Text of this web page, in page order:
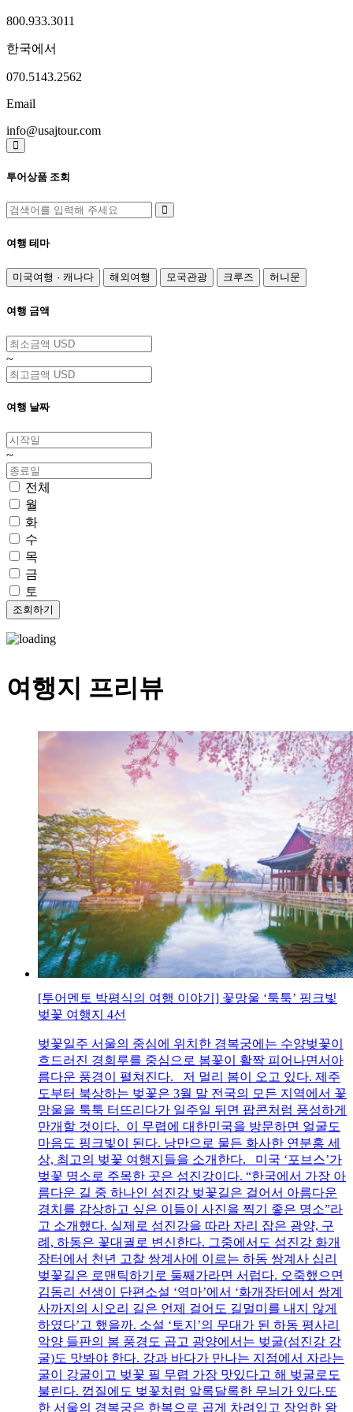
800.933.3011
한국에서
070.5143.2562
Email
info@usajtour.com
투어상품 조회
여행 테마
미국여행 · 캐나다 해외여행 모국관광 크루즈 허니문
여행 금액
~
여행 날짜
~
전체
월
화
수
목
금
토
여행지 프리뷰
[투어멘토 박평식의 여행 이야기] 꽃망울 ‘툭툭’ 핑크빛
벚꽃 여행지 4선
벚꽃일주 서울의 중심에 위치한 경복궁에는 수양벚꽃이
흐드러진 경회루를 중심으로 봄꽃이 활짝 피어나면서아
름다운 풍경이 펼쳐진다. 저 멀리 봄이 오고 있다. 제주
도부터 북상하는 벚꽃은 3월 말 전국의 모든 지역에서 꽃
망울을 툭툭 터뜨리다가 일주일 뒤면 팝콘처럼 풍성하게
만개할 것이다. 이 무렵에 대한민국을 방문하면 얼굴도
마음도 핑크빛이 된다. 낭만으로 물든 화사한 연분홍 세
상, 최고의 벚꽃 여행지들을 소개한다. 미국 ‘포브스’가
벚꽃 명소로 주목한 곳은 섬진강이다. “한국에서 가장 아
름다운 길 중 하나인 섬진강 벚꽃길은 걸어서 아름다운
경치를 감상하고 싶은 이들이 사진을 찍기 좋은 명소”라
고 소개했다. 실제로 섬진강을 따라 자리 잡은 광양, 구
례, 하동은 꽃대궐로 변신한다. 그중에서도 섬진강 화개
장터에서 천년 고찰 쌍계사에 이르는 하동 쌍계사 십리
벚꽃길은 로맨틱하기로 둘째가라면 서럽다. 오죽했으면
김동리 선생이 단편소설 ‘역마’에서 ‘화개장터에서 쌍계
사까지의 시오리 길은 언제 걸어도 길멀미를 내지 않게
하였다’고 했을까. 소설 ‘토지’의 무대가 된 하동 평사리
악양 들판의 봄 풍경도 곱고 광양에서는 벚굴(섬진강 강
굴)도 맛봐야 한다. 강과 바다가 만나는 지점에서 자라는
굴이 강굴이고 벚꽃 필 무렵 가장 맛있다고 해 벚굴로도
불린다. 껍질에도 벚꽃처럼 알록달록한 무늬가 있다.또
한 서울의 경복궁은 한복으로 곱게 차려입고 장엄한 왕